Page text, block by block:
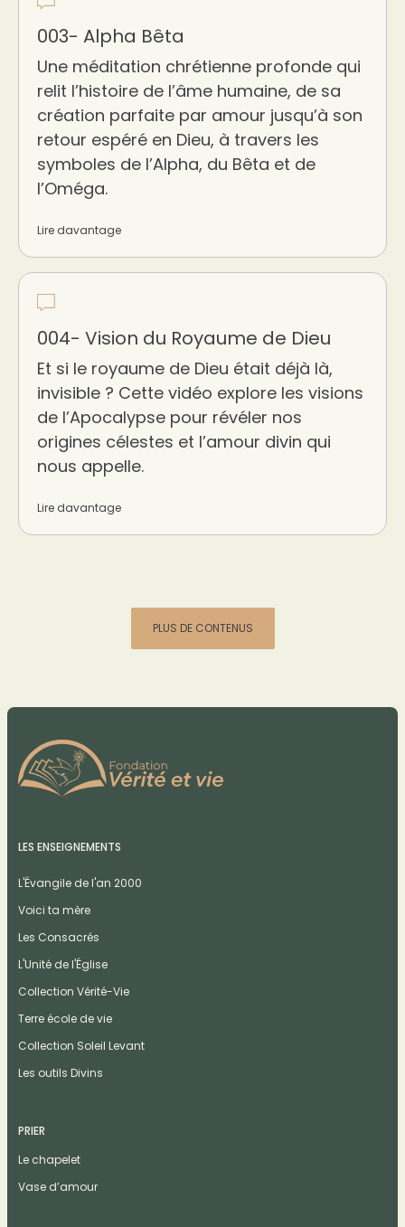
003- Alpha Bêta
Une méditation chrétienne profonde qui
relit l’histoire de l’âme humaine, de sa
création parfaite par amour jusqu’à son
retour espéré en Dieu, à travers les
symboles de l’Alpha, du Bêta et de
l’Oméga.
Lire davantage
004- Vision du Royaume de Dieu
Et si le royaume de Dieu était déjà là,
invisible ? Cette vidéo explore les visions
de l’Apocalypse pour révéler nos
origines célestes et l’amour divin qui
nous appelle.
Lire davantage
PLUS DE CONTENUS
LES ENSEIGNEMENTS
L'Évangile de l'an 2000
Voici ta mère
Les Consacrés
L'Unité de l'Église
Collection Vérité-Vie
Terre école de vie
Collection Soleil Levant
Les outils Divins
PRIER
Le chapelet
Vase d’amour